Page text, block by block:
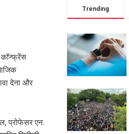
कॉन्फ्रेंस
देना और
प्रोफेसर एन.
Trending